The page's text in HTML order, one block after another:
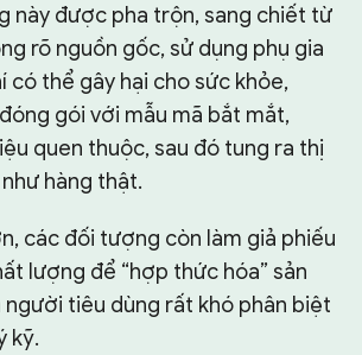
này được pha trộn, sang chiết từ
rõ nguồn gốc, sử dụng phụ gia
có thể gây hại cho sức khỏe,
gói với mẫu mã bắt mắt,
quen thuộc, sau đó tung ra thị
hàng thật.
các đối tượng còn làm giả phiếu
lượng để “hợp thức hóa” sản
người tiêu dùng rất khó phân biệt
kỹ.